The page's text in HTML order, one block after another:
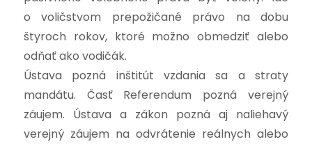
o voličstvom prepožičané právo na dobu
štyroch rokov, ktoré možno obmedziť alebo
odňať ako vodičák.
Ústava pozná inštitút vzdania sa a straty
mandátu. Časť Referendum pozná verejný
záujem. Ústava a zákon pozná aj naliehavý
verejný záujem na odvrátenie reálnych alebo